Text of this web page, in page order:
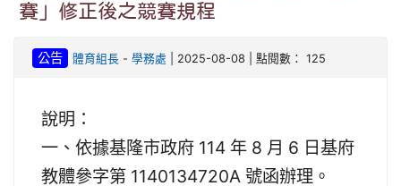
賽」修正後之競賽規程
公告 體育組長- 學務處 | 2025-08-08 | 點閱數： 125
說明：
一、依據基隆市政府 114 年 8 月 6 日基府
教體參字第 1140134720A 號函辦理。